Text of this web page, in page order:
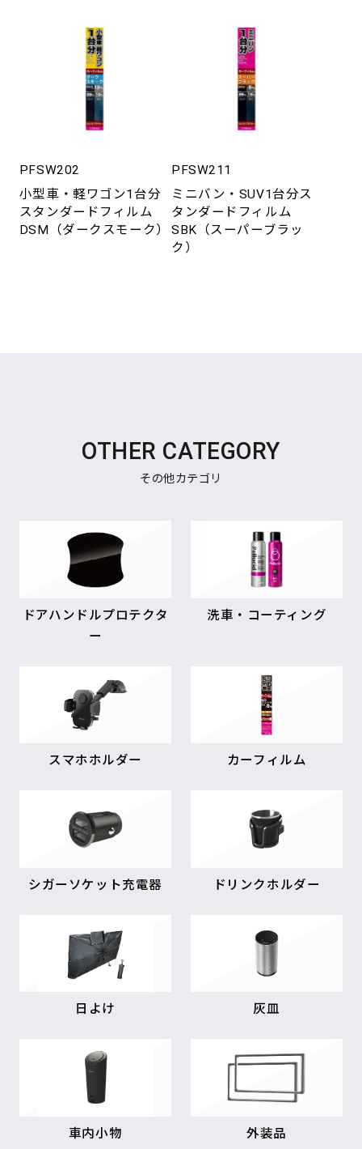
PFSW202
小型車・軽ワゴン1台分
スタンダードフィルム
DSM（ダークスモーク）
PFSW211
ミニバン・SUV1台分ス
タンダードフィルム
SBK（スーパーブラッ
ク）
OTHER CATEGORY
その他カテゴリ
ドアハンドルプロテクタ
ー
洗車・コーティング
スマホホルダー カーフィルム
シガーソケット充電器 ドリンクホルダー
日よけ 灰皿
車内小物 外装品